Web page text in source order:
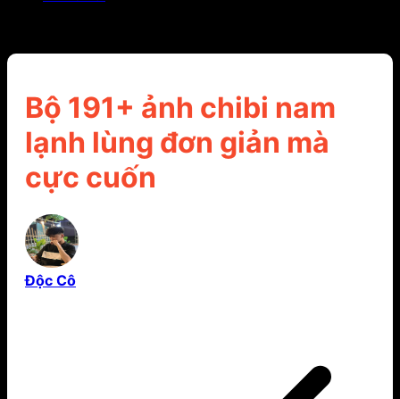
Bộ 191+ ảnh chibi nam
lạnh lùng đơn giản mà
cực cuốn
Độc Cô